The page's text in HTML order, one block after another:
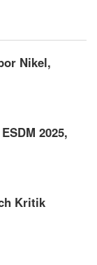
Nikel,
2025,
Kritik